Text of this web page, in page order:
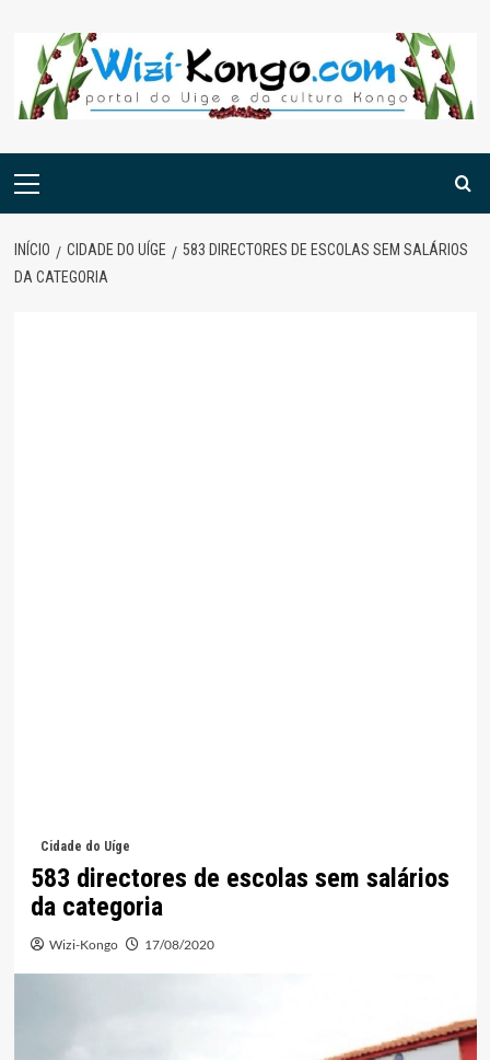
content
Menu
INÍCIO CIDADE DO UÍGE
583 DIRECTORES DE ESCOLAS SEM SALÁRIOS
DA CATEGORIA
Cidade do Uíge
583 directores de escolas sem salários
da categoria
Wizi-Kongo 17/08/2020